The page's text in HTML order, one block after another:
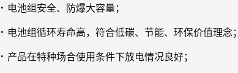
· 电池组安全、防爆大容量；
· 电池组循环寿命高，符合低碳、节能、环保价值理念；
· 产品在特种场合使用条件下放电情况良好；